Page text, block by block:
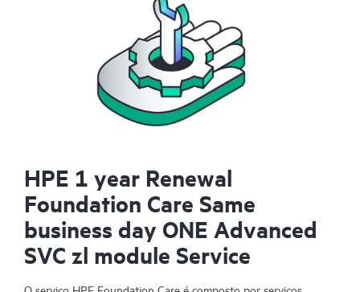
HPE 1 year Renewal
Foundation Care Same
business day ONE Advanced
SVC zl module Service